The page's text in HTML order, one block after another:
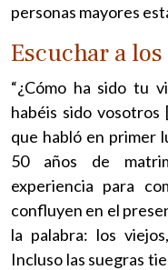
personas mayores
Escuchar a
“¿Cómo ha sido tu
habéis sido vosotros
que habló en primer
50 años de
experiencia para
confluyen en el
la palabra: los
Incluso las suegras